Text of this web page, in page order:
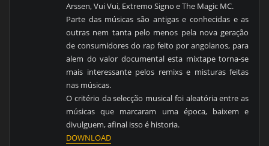
Arssen, Vui Vui, Extremo Signo e The Magic MC.
Parte das músicas são antigas e conhecidas e as
outras nem tanta pelo menos pela nova geração
de consumidores do rap feito por angolanos, para
alem do valor documental esta mixtape torna-se
mais interessante pelos remixs e misturas feitas
nas músicas.
O critério da selecção musical foi aleatória entre as
músicas que marcaram uma época, baixem e
divulguem, afinal isso é historia.
DOWNLOAD